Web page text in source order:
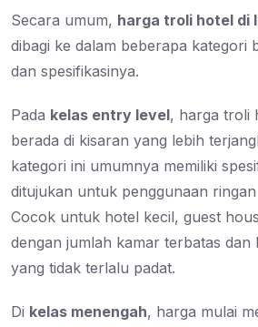
Secara umum, harga troli hotel di
dibagi ke dalam beberapa kategori
dan spesifikasinya.
Pada kelas entry level, harga troli
berada di kisaran yang lebih
kategori ini umumnya memiliki
ditujukan untuk penggunaan
Cocok untuk hotel kecil, guest
dengan jumlah kamar terbatas dan
yang tidak terlalu padat.
Di kelas menengah, harga mulai